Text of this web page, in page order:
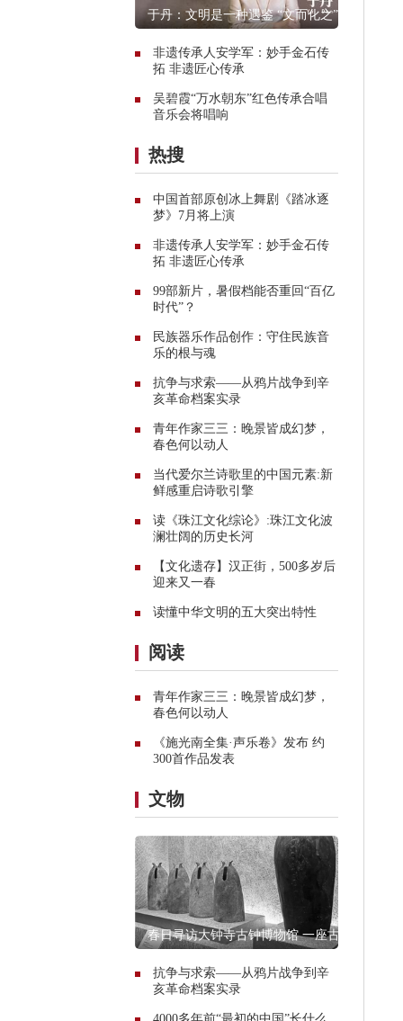
于丹：文明是一种遇鉴 “文而化之”是
非遗传承人安学军：妙手金石传
拓 非遗匠心传承
​吴碧霞“万水朝东”红色传承合唱
音乐会将唱响
热搜
中国首部原创冰上舞剧《踏冰逐
梦》7月将上演
非遗传承人安学军：妙手金石传
拓 非遗匠心传承
99部新片，暑假档能否重回“百亿
时代”？
民族器乐作品创作：守住民族音
乐的根与魂
抗争与求索——从鸦片战争到辛
亥革命档案实录
青年作家三三：晚景皆成幻梦，
春色何以动人
当代爱尔兰诗歌里的中国元素:新
鲜感重启诗歌引擎
读《珠江文化综论》:珠江文化波
澜壮阔的历史长河
【文化遗存】汉正街，500多岁后
迎来又一春
读懂中华文明的五大突出特性
阅读
青年作家三三：晚景皆成幻梦，
春色何以动人
《施光南全集·声乐卷》发布 约
300首作品发表
文物
春日寻访大钟寺古钟博物馆 一座古
抗争与求索——从鸦片战争到辛
亥革命档案实录